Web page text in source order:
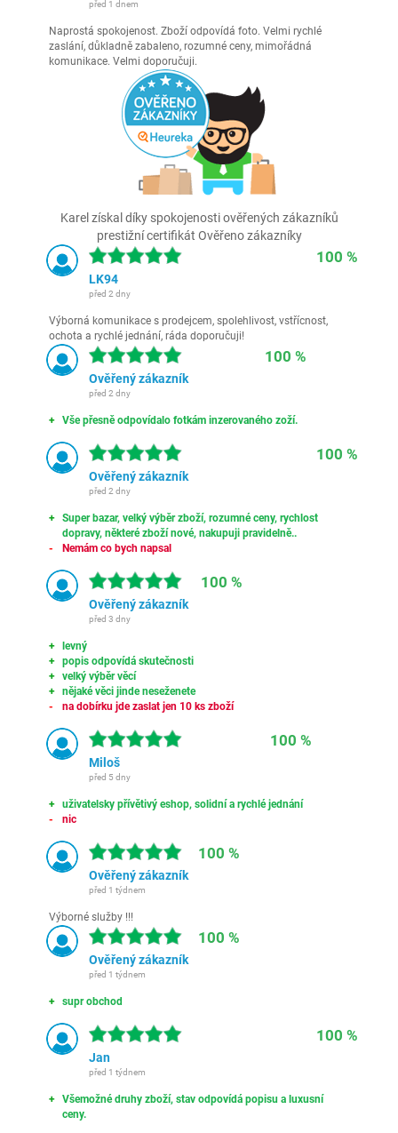
před 1 dnem
Naprostá spokojenost. Zboží odpovídá foto. Velmi rychlé
zaslání, důkladně zabaleno, rozumné ceny, mimořádná
komunikace. Velmi doporučuji.
Karel získal díky spokojenosti ověřených zákazníků
prestižní certifikát Ověřeno zákazníky
100 %
LK94
před 2 dny
Výborná komunikace s prodejcem, spolehlivost, vstřícnost,
ochota a rychlé jednání, ráda doporučuji!
100 %
Ověřený zákazník
před 2 dny
Vše přesně odpovídalo fotkám inzerovaného zoží.
100 %
Ověřený zákazník
před 2 dny
Super bazar, velký výběr zboží, rozumné ceny, rychlost
dopravy, některé zboží nové, nakupuji pravidelně..
Nemám co bych napsal
100 %
Ověřený zákazník
před 3 dny
levný
popis odpovídá skutečnosti
velký výběr věcí
nějaké věci jinde neseženete
na dobírku jde zaslat jen 10 ks zboží
100 %
Miloš
před 5 dny
uživatelsky přívětivý eshop, solidní a rychlé jednání
nic
100 %
Ověřený zákazník
před 1 týdnem
Výborné služby !!!
100 %
Ověřený zákazník
před 1 týdnem
supr obchod
100 %
Jan
před 1 týdnem
Všemožné druhy zboží, stav odpovídá popisu a luxusní
ceny.